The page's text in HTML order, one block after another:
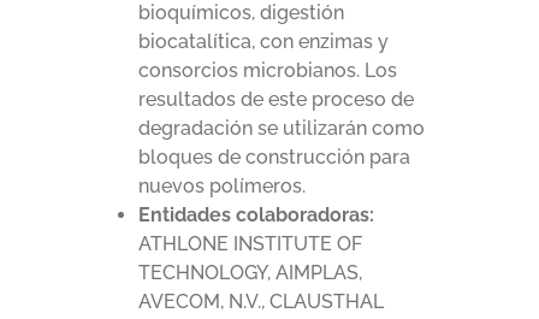
bioquímicos, digestión
biocatalítica, con enzimas y
consorcios microbianos. Los
resultados de este proceso de
degradación se utilizarán como
bloques de construcción para
nuevos polímeros.
Entidades colaboradoras:
ATHLONE INSTITUTE OF
TECHNOLOGY, AIMPLAS,
AVECOM, N.V., CLAUSTHAL